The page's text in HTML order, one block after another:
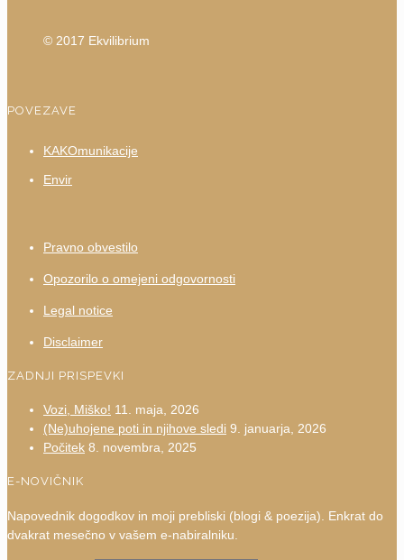
© 2017 Ekvilibrium
POVEZAVE
KAKOmunikacije
Envir
Pravno obvestilo
Opozorilo o omejeni odgovornosti
Legal notice
Disclaimer
ZADNJI PRISPEVKI
Vozi, Miško! 11. maja, 2026
(Ne)uhojene poti in njihove sledi 9. januarja, 2026
Počitek 8. novembra, 2025
E-NOVIČNIK
Napovednik dogodkov in moji prebliski (blogi & poezija). Enkrat do
dvakrat mesečno v vašem e-nabiralniku.